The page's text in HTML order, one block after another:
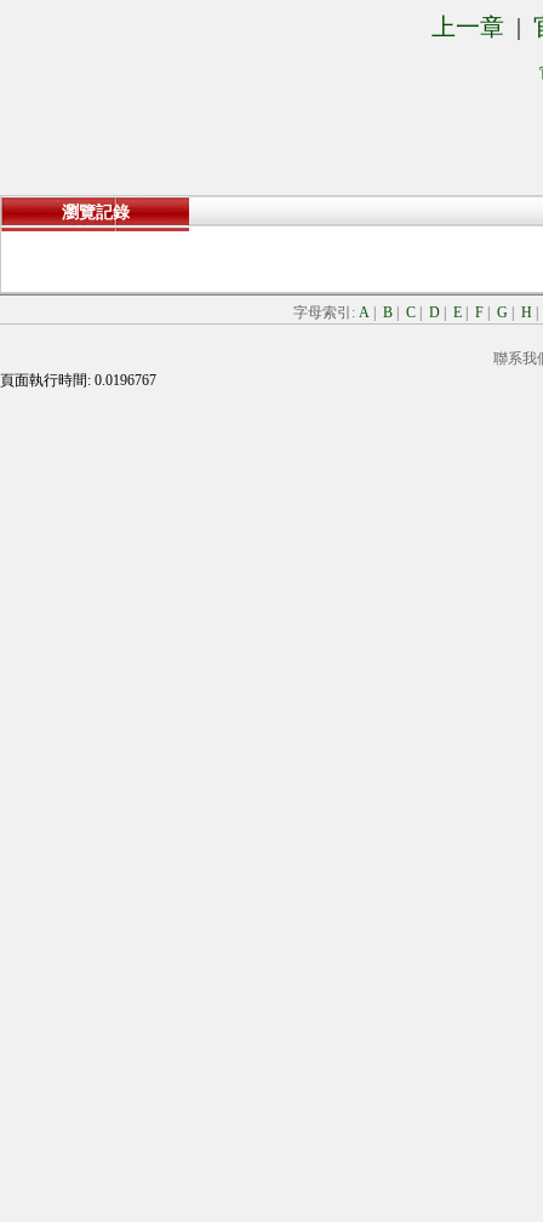
上一章 |
瀏覽記錄
字母索引: A B C D E F G H
聯系我
頁面執行時間: 0.0196767